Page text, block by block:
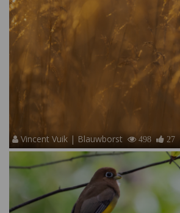
Vincent Vuik | Blauwborst 498 27